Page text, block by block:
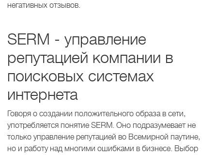
негативных отзывов.
SERM - управление
репутацией компании в
поисковых системах
интернета
Говоря о создании положительного образа в сети,
употребляется понятие SERM. Оно подразумевает не
только управление репутацией во Всемирной паутине,
но и работу над многими ошибками в бизнесе. Выбор